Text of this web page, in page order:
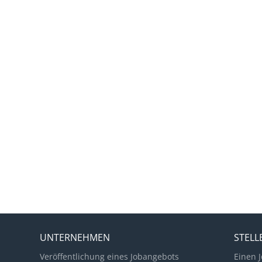
UNTERNEHMEN
Veröffentlichung eines Jobangebots Einen